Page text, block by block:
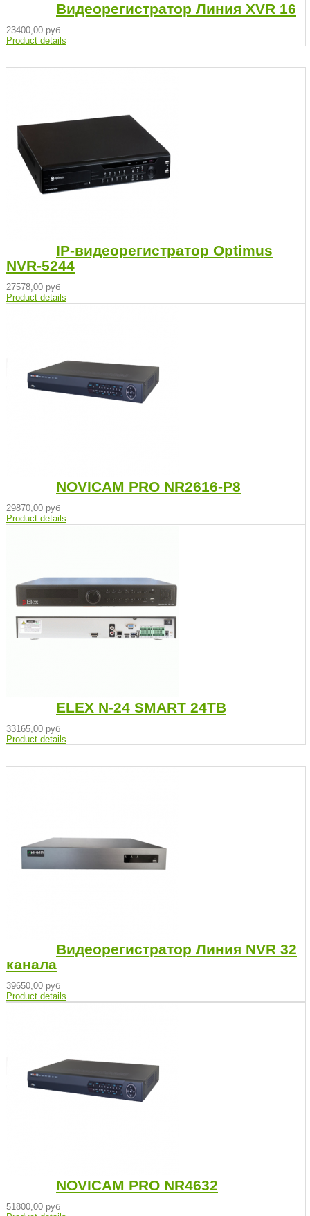
Видеорегистратор Линия XVR 16
23400,00 руб
Product details
IP-видеорегистратор Optimus
NVR-5244
27578,00 руб
Product details
NOVICAM PRO NR2616-P8
29870,00 руб
Product details
ELEX N-24 SMART 24TB
33165,00 руб
Product details
Видеорегистратор Линия NVR 32
канала
39650,00 руб
Product details
NOVICAM PRO NR4632
51800,00 руб